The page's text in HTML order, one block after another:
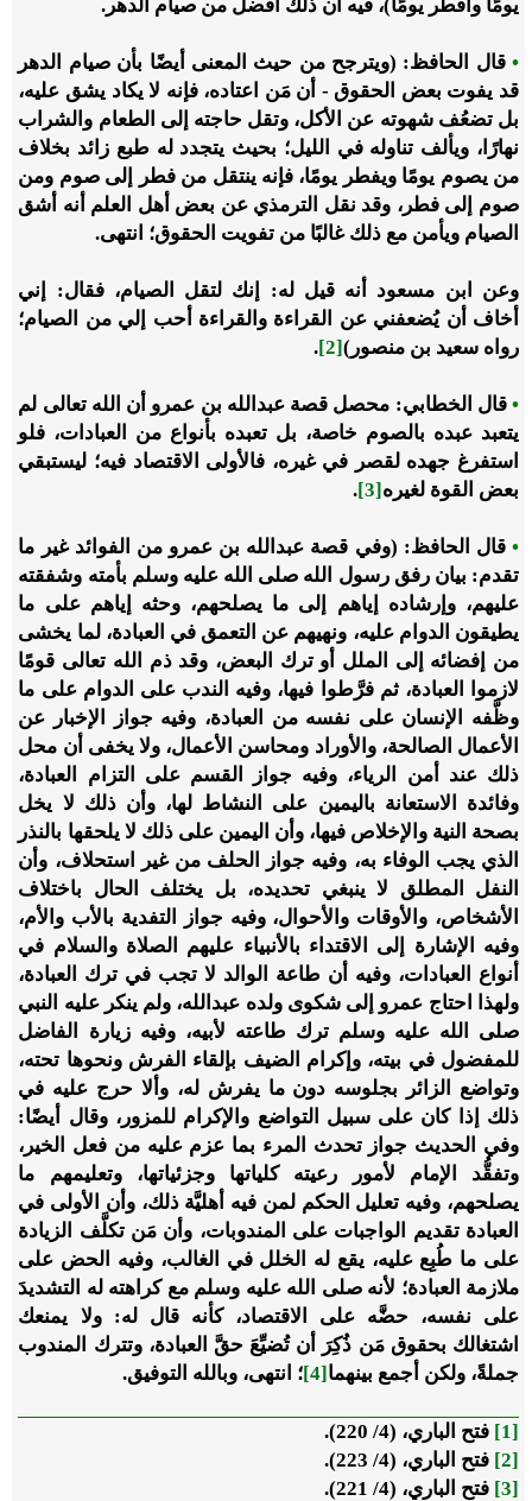
يومًا وأفطر يومًا)، فيه أن ذلك أفضل من صيام الدهر.
• قال الحافظ: (ويترجح من حيث المعنى أيضًا بأن صيام الدهر
قد يفوت بعض الحقوق - أن مَن اعتاده، فإنه لا يكاد يشق عليه،
بل تضعُف شهوته عن الأكل، وتقل حاجته إلى الطعام والشراب
نهارًا، ويألف تناوله في الليل؛ بحيث يتجدد له طبع زائد بخلاف
من يصوم يومًا ويفطر يومًا، فإنه ينتقل من فطر إلى صوم ومن
صوم إلى فطر، وقد نقل الترمذي عن بعض أهل العلم أنه أشق
الصيام ويأمن مع ذلك غالبًا من تفويت الحقوق؛ انتهى.
وعن ابن مسعود أنه قيل له: إنك لتقل الصيام، فقال: إني
أخاف أن يُضعفني عن القراءة والقراءة أحب إلي من الصيام؛
رواه سعيد بن منصور)[2]
.
• قال الخطابي: محصل قصة عبدالله بن عمرو أن الله تعالى لم
يتعبد عبده بالصوم خاصة، بل تعبده بأنواع من العبادات، فلو
استفرغ جهده لقصر في غيره، فالأولى الاقتصاد فيه؛ ليستبقي
بعض القوة لغيره[3]
.
• قال الحافظ: (وفي قصة عبدالله بن عمرو من الفوائد غير ما
تقدم: بيان رفق رسول الله صلى الله عليه وسلم بأمته وشفقته
عليهم، وإرشاده إياهم إلى ما يصلحهم، وحثه إياهم على ما
يطيقون الدوام عليه، ونهيهم عن التعمق في العبادة، لما يخشى
من إفضائه إلى الملل أو ترك البعض، وقد ذم الله تعالى قومًا
لازموا العبادة، ثم فرَّطوا فيها، وفيه الندب على الدوام على ما
وظَّفه الإنسان على نفسه من العبادة، وفيه جواز الإخبار عن
الأعمال الصالحة، والأوراد ومحاسن الأعمال، ولا يخفى أن محل
ذلك عند أمن الرياء، وفيه جواز القسم على التزام العبادة،
وفائدة الاستعانة باليمين على النشاط لها، وأن ذلك لا يخل
بصحة النية والإخلاص فيها، وأن اليمين على ذلك لا يلحقها بالنذر
الذي يجب الوفاء به، وفيه جواز الحلف من غير استحلاف، وأن
النفل المطلق لا ينبغي تحديده، بل يختلف الحال باختلاف
الأشخاص، والأوقات والأحوال، وفيه جواز التفدية بالأب والأم،
وفيه الإشارة إلى الاقتداء بالأنبياء عليهم الصلاة والسلام في
أنواع العبادات، وفيه أن طاعة الوالد لا تجب في ترك العبادة،
ولهذا احتاج عمرو إلى شكوى ولده عبدالله، ولم ينكر عليه النبي
صلى الله عليه وسلم ترك طاعته لأبيه، وفيه زيارة الفاضل
للمفضول في بيته، وإكرام الضيف بإلقاء الفرش ونحوها تحته،
وتواضع الزائر بجلوسه دون ما يفرش له، وألا حرج عليه في
ذلك إذا كان على سبيل التواضع والإكرام للمزور، وقال أيضًا:
وفي الحديث جواز تحدث المرء بما عزم عليه من فعل الخير،
وتفقُّد الإمام لأمور رعيته كلياتها وجزئياتها، وتعليمهم ما
يصلحهم، وفيه تعليل الحكم لمن فيه أهليَّة ذلك، وأن الأولى في
العبادة تقديم الواجبات على المندوبات، وأن مَن تكلَّف الزيادة
على ما طُبِع عليه، يقع له الخلل في الغالب، وفيه الحض على
ملازمة العبادة؛ لأنه صلى الله عليه وسلم مع كراهته له التشديدَ
على نفسه، حضَّه على الاقتصاد، كأنه قال له: ولا يمنعك
اشتغالك بحقوق مَن ذُكِرَ أن تُضيِّعَ حقَّ العبادة، وتترك المندوب
جملةً، ولكن أجمع بينهما[4] ؛ انتهى، وبالله التوفيق.
[1]
فتح الباري، (4/ 220).
[2]
فتح الباري، (4/ 223).
[3]
فتح الباري، (4/ 221).